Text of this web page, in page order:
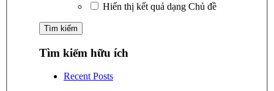
Hiển thị kết quả dạng Chủ đề
Tìm kiếm hữu ích
Recent Posts